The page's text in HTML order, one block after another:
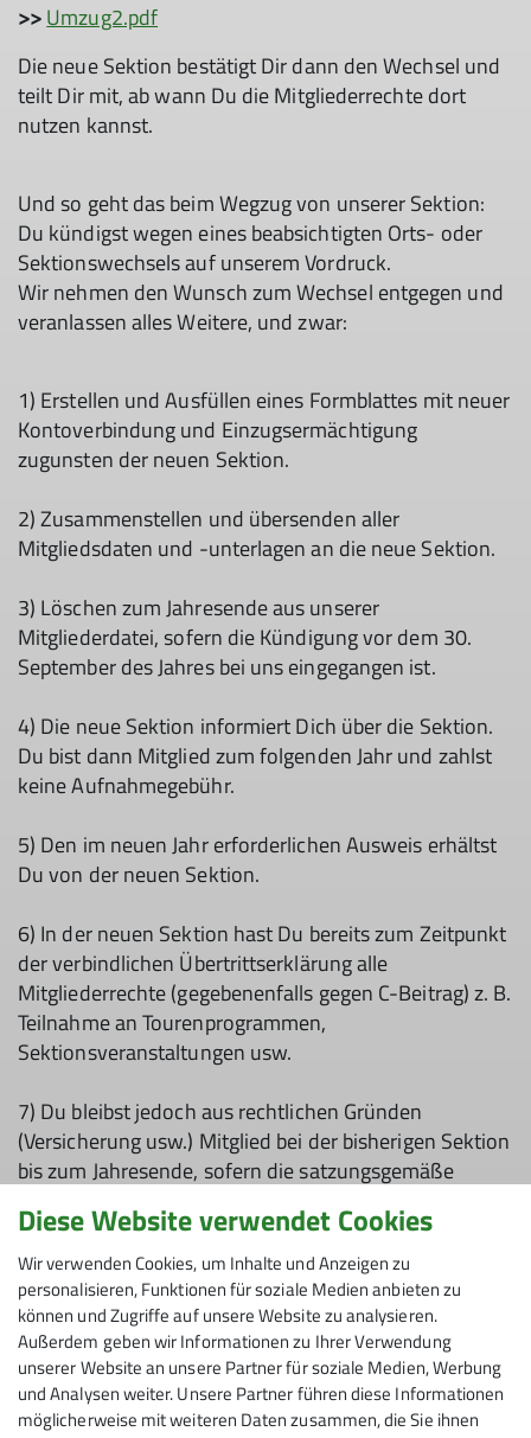
>>Umzug2.pdf
Die neue Sektion bestätigt Dir dann den Wechsel und
teilt Dir mit, ab wann Du die Mitgliederrechte dort
nutzen kannst.
Und so geht das beim Wegzug von unserer Sektion:
Du kündigst wegen eines beabsichtigten Orts- oder
Sektionswechsels auf unserem Vordruck.
Wir nehmen den Wunsch zum Wechsel entgegen und
veranlassen alles Weitere, und zwar:
1) Erstellen und Ausfüllen eines Formblattes mit neuer
Kontoverbindung und Einzugsermächtigung
zugunsten der neuen Sektion.
2) Zusammenstellen und übersenden aller
Mitgliedsdaten und -unterlagen an die neue Sektion.
3) Löschen zum Jahresende aus unserer
Mitgliederdatei, sofern die Kündigung vor dem 30.
September des Jahres bei uns eingegangen ist.
4) Die neue Sektion informiert Dich über die Sektion.
Du bist dann Mitglied zum folgenden Jahr und zahlst
keine Aufnahmegebühr.
5) Den im neuen Jahr erforderlichen Ausweis erhältst
Du von der neuen Sektion.
6) In der neuen Sektion hast Du bereits zum Zeitpunkt
der verbindlichen Übertrittserklärung alle
Mitgliederrechte (gegebenenfalls gegen C-Beitrag) z. B.
Teilnahme an Tourenprogrammen,
Sektionsveranstaltungen usw.
7) Du bleibst jedoch aus rechtlichen Gründen
(Versicherung usw.) Mitglied bei der bisherigen Sektion
bis zum Jahresende, sofern die satzungsgemäße
8) Die Mitgliedschaft in der neuen Sektion beginnt also
erst zum nächsten Kalenderjahr.
Ihr DAV Friedrichshafen
Diese Website verwendet Cookies
Wir verwenden Cookies, um Inhalte und Anzeigen zu
personalisieren, Funktionen für soziale Medien anbieten zu
können und Zugriffe auf unsere Website zu analysieren.
Außerdem geben wir Informationen zu Ihrer Verwendung
unserer Website an unsere Partner für soziale Medien, Werbung
und Analysen weiter. Unsere Partner führen diese Informationen
möglicherweise mit weiteren Daten zusammen, die Sie ihnen